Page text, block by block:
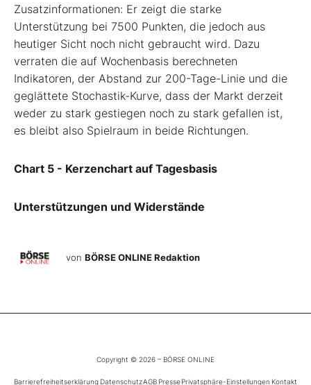
Zusatzinformationen: Er zeigt die starke
Unterstützung bei 7500 Punkten, die jedoch aus
heutiger Sicht noch nicht gebraucht wird. Dazu
verraten die auf Wochenbasis berechneten
Indikatoren, der Abstand zur 200-Tage-Linie und die
geglättete Stochastik-Kurve, dass der Markt derzeit
weder zu stark gestiegen noch zu stark gefallen ist,
es bleibt also Spielraum in beide Richtungen.
Chart 5 - Kerzenchart auf Tagesbasis
Unterstützungen und Widerstände
von BÖRSE ONLINE Redaktion
Copyright © 2026 – BÖRSE ONLINE
Barrierefreiheitserklärung DatenschutzAGB PressePrivatsphäre-Einstellungen Kontakt